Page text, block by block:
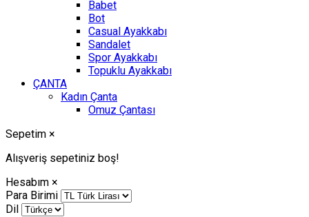
Babet
Bot
Casual Ayakkabı
Sandalet
Spor Ayakkabı
Topuklu Ayakkabı
ÇANTA
Kadın Çanta
Omuz Çantası
Sepetim ×
Alışveriş sepetiniz boş!
Hesabım ×
Para Birimi
Dil